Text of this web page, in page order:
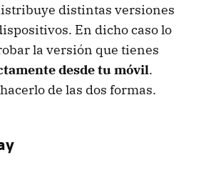
distintas versiones
En dicho caso lo
la versión que tienes
desde tu móvil.
de las dos formas.